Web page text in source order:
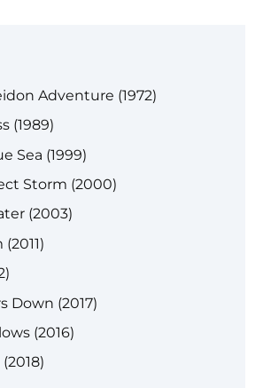
Adventure (1972)
(1989)
Sea (1999)
Storm (2000)
(2003)
Down (2017)
(2016)